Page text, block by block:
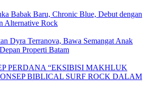
Babak Baru, Chronic Blue, Debut dengan
Alternative Rock
Dyra Terranova, Bawa Semangat Anak
Properti Batam
PERDANA “EKSIBISI MAKHLUK
BIBLICAL SURF ROCK DALAM